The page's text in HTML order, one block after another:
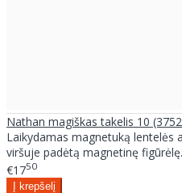
Nathan magiškas takelis 10
Laikydamas magnetuką lentelės
viršuje padėtą magnetinę
€1750